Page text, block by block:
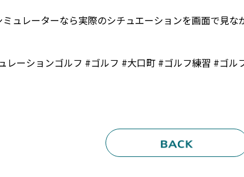
ュレーターなら実際のシチュエーションを画面で見
ーションゴルフ #ゴルフ #大口町 #ゴルフ練習 #ゴル